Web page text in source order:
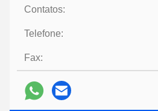
Contatos:
Telefone:
Fax: